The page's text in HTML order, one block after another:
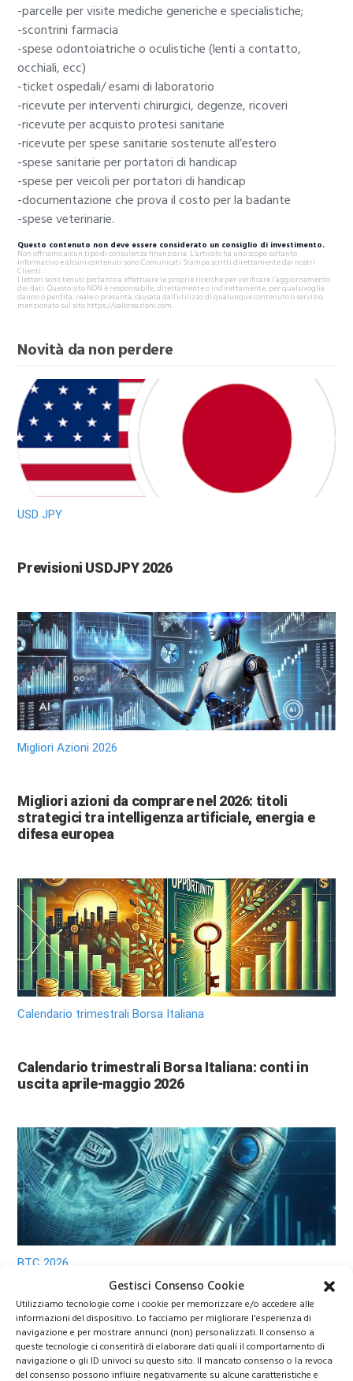
Gestisci Consenso Cookie
Utilizziamo tecnologie come i cookie per memorizzare e/o accedere alle
informazioni del dispositivo. Lo facciamo per migliorare l'esperienza di
navigazione e per mostrare annunci (non) personalizzati. Il consenso a
queste tecnologie ci consentirà di elaborare dati quali il comportamento di
navigazione o gli ID univoci su questo sito. Il mancato consenso o la revoca
del consenso possono influire negativamente su alcune caratteristiche e
-parcelle per visite mediche generiche e specialistiche;
-scontrini farmacia
-spese odontoiatriche o oculistiche (lenti a contatto,
occhiali, ecc)
-ticket ospedali/ esami di laboratorio
-ricevute per interventi chirurgici, degenze, ricoveri
-ricevute per acquisto protesi sanitarie
-ricevute per spese sanitarie sostenute all’estero
-spese sanitarie per portatori di handicap
-spese per veicoli per portatori di handicap
-documentazione che prova il costo per la badante
-spese veterinarie.
Questo contenuto non deve essere considerato un consiglio di investimento.
Non offriamo alcun tipo di consulenza finanziaria. L’articolo ha uno scopo soltanto
informativo e alcuni contenuti sono Comunicati Stampa scritti direttamente dai nostri
Clienti.
I lettori sono tenuti pertanto a effettuare le proprie ricerche per verificare l’aggiornamento
dei dati. Questo sito NON è responsabile, direttamente o indirettamente, per qualsivoglia
danno o perdita, reale o presunta, causata dall'utilizzo di qualunque contenuto o servizio
menzionato sul sito https://valoreazioni.com.
Novità da non perdere
USD JPY
Previsioni USDJPY 2026
Migliori Azioni 2026
Migliori azioni da comprare nel 2026: titoli
strategici tra intelligenza artificiale, energia e
difesa europea
Calendario trimestrali Borsa Italiana
Calendario trimestrali Borsa Italiana: conti in
uscita aprile-maggio 2026
BTC 2026
Bitcoin 2026: previsioni di prezzo e scenari di
mercato